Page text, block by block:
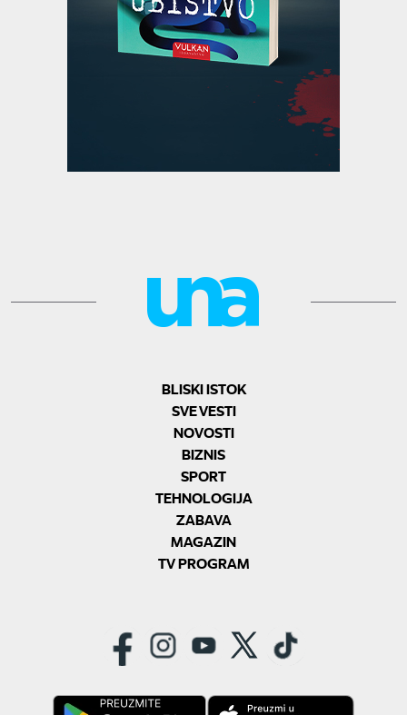
BLISKI ISTOK
SVE VESTI
NOVOSTI
BIZNIS
SPORT
TEHNOLOGIJA
ZABAVA
MAGAZIN
TV PROGRAM